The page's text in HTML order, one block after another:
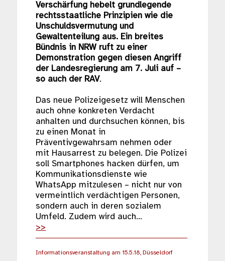
Verschärfung hebelt grundlegende
rechtsstaatliche Prinzipien wie die
Unschuldsvermutung und
Gewaltenteilung aus. Ein breites
Bündnis in NRW ruft zu einer
Demonstration gegen diesen Angriff
der Landesregierung am 7. Juli auf –
so auch der RAV.
Das neue Polizeigesetz will Menschen
auch ohne konkreten Verdacht
anhalten und durchsuchen können, bis
zu einen Monat in
Präventivgewahrsam nehmen oder
mit Hausarrest zu belegen. Die Polizei
soll Smartphones hacken dürfen, um
Kommunikationsdienste wie
WhatsApp mitzulesen – nicht nur von
vermeintlich verdächtigen Personen,
sondern auch in deren sozialem
Umfeld. Zudem wird auch…
>>
Informationsveranstaltung am 15.5.18, Düsseldorf